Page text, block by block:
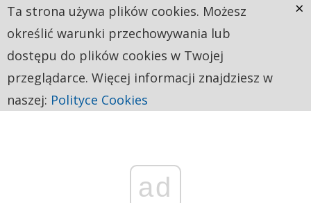
ad
Ta strona używa plików cookies. Możesz
określić warunki przechowywania lub
dostępu do plików cookies w Twojej
przeglądarce. Więcej informacji znajdziesz w
naszej: Polityce Cookies
×